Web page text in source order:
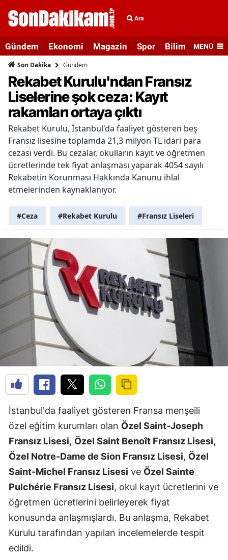
Ara
Gündem Ekonomi Magazin Spor Bilim veMENÜ
Son Dakika Gündem
Rekabet Kurulu'ndan Fransız
Liselerine şok ceza: Kayıt
rakamları ortaya çıktı
Rekabet Kurulu, İstanbul'da faaliyet gösteren beş
Fransız lisesine toplamda 21,3 milyon TL idari para
cezası verdi. Bu cezalar, okulların kayıt ve öğretmen
ücretlerinde tek fiyat anlaşması yaparak 4054 sayılı
Rekabetin Korunması Hakkında Kanunu ihlal
etmelerinden kaynaklanıyor.
#Ceza #Rekabet Kurulu #Fransız Liseleri
İstanbul'da faaliyet gösteren Fransa menşeili
özel eğitim kurumları olan Özel Saint-Joseph
Fransız Lisesi, Özel Saint Benoît Fransız Lisesi,
Özel Notre-Dame de Sion Fransız Lisesi, Özel
Saint-Michel Fransız Lisesi ve Özel Sainte
Pulchérie Fransız Lisesi, okul kayıt ücretlerini ve
öğretmen ücretlerini belirleyerek fiyat
konusunda anlaşmışlardı. Bu anlaşma, Rekabet
Kurulu tarafından yapılan incelemelerde tespit
edildi.